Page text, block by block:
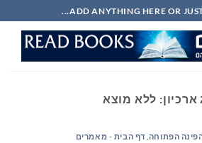
ADD ANYTHING HERE OR JUST
ארכיון: ללא מוצא
הפתוחה דף הבית - מאמרים